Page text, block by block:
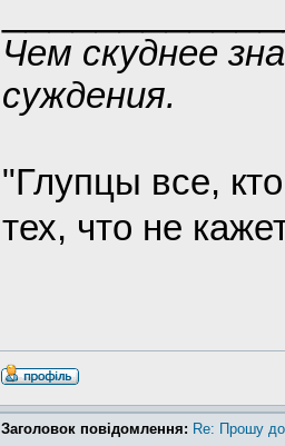
Чем скуднее
суждения.
"Глупцы все,
тех, что не
Заголовок повідомлення: Re: Прошу